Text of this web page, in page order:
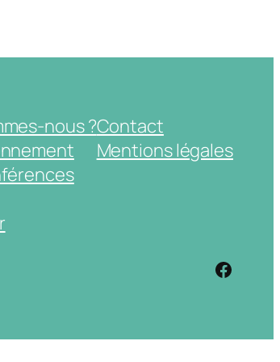
nous ?Contact
Mentions légales